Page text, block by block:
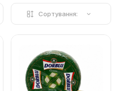
Сортування: